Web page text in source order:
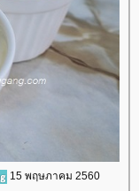
15 พฤษภาคม 2560